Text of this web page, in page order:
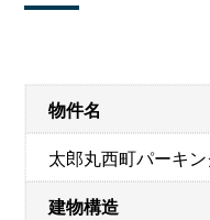
物件名
太郎丸西町パーキン
建物構造